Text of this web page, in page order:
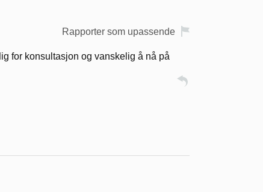
Rapporter som upassende
for konsultasjon og vanskelig å nå på